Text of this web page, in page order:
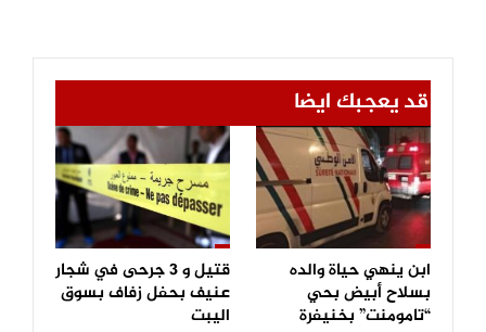
قد يعجبك ايضا
ابن ينهي حياة والده
بسلاح أبيض بحي
“تامومنت” بخنيفرة
قتيل و 3 جرحى في شجار
عنيف بحفل زفاف بسوق
اليبت